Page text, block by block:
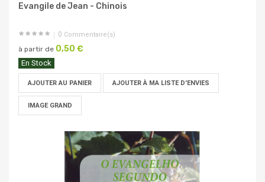
Evangile de Jean - Chinois
0 Commentaire(s)
à partir de 0,50 €
En Stock
AJOUTER AU PANIER AJOUTER À MA LISTE D'ENVIES
IMAGE GRAND